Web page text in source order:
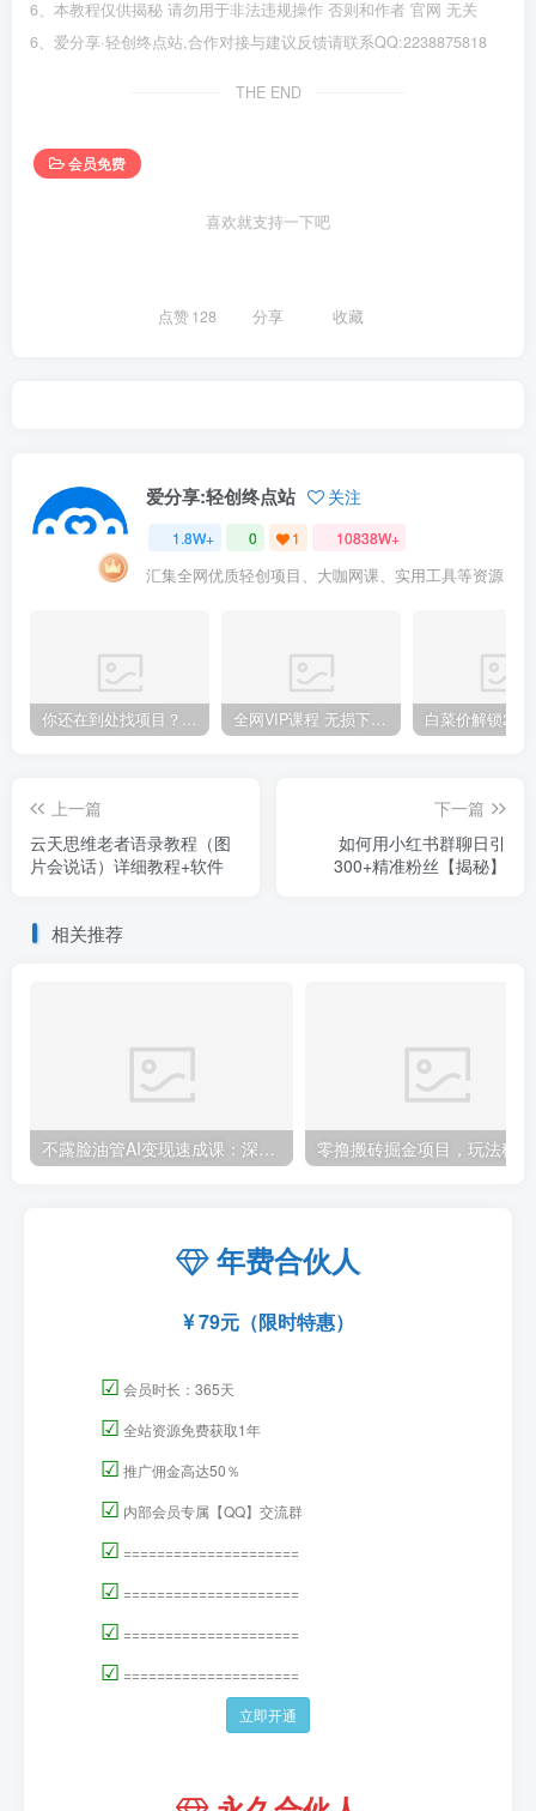
6、本教程仅供揭秘 请勿用于非法违规操作 否则和作者 官网 无关
6、爱分享·轻创终点站,合作对接与建议反馈请联系QQ:2238875818
THE END
会员免费
喜欢就支持一下吧
点赞128 分享 收藏
爱分享:轻创终点站 关注
1.8W+ 0 1 10838W+
汇集全网优质轻创项目、大咖网课、实用工具等资源
你还在到处找项目？还在当韭菜？我靠卖项目一个月收入5万+，曾经我也是个失败者。 全网VIP课程 无损下载~.~
上一篇
云天思维老者语录教程（图
片会说话）详细教程+软件
下一篇
如何用小红书群聊日引
300+精准粉丝【揭秘】
相关推荐
不露脸油管AI变现速成课：深挖高CPM盈利领域，零出镜打造YouTube稳定收益账号
年费合伙人
79元（限时特惠）
☑ 会员时长：365天
☑ 全站资源免费获取1年
☑ 推广佣金高达50％
☑ 内部会员专属【QQ】交流群
☑ =====================
☑ =====================
☑ =====================
☑ =====================
立即开通